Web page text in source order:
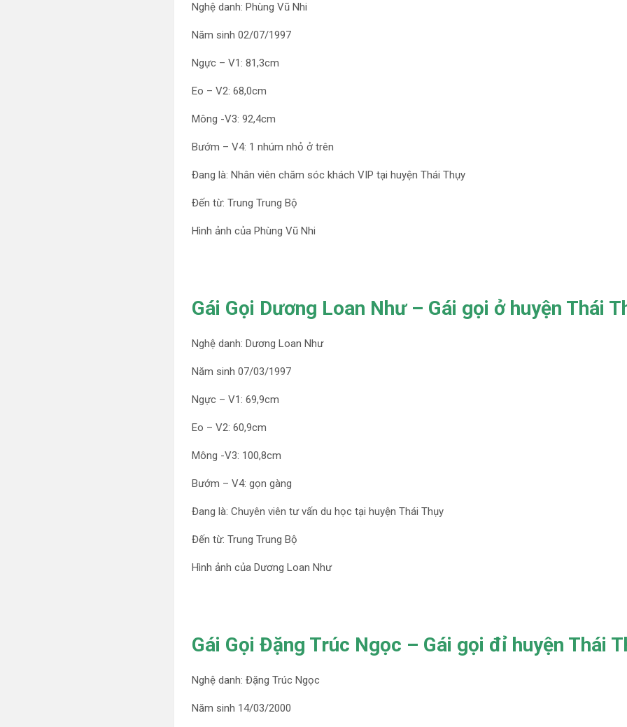
Nghệ danh: Phùng Vũ Nhi
Năm sinh 02/07/1997
Ngực – V1: 81,3cm
Eo – V2: 68,0cm
Mông -V3: 92,4cm
Bướm – V4: 1 nhúm nhỏ ở trên
Đang là: Nhân viên chăm sóc khách VIP tại huyện Thái Thụy
Đến từ: Trung Trung Bộ
Hình ảnh của Phùng Vũ Nhi
Gái Gọi Dương Loan Như – Gái gọi ở huyện Thái
Nghệ danh: Dương Loan Như
Năm sinh 07/03/1997
Ngực – V1: 69,9cm
Eo – V2: 60,9cm
Mông -V3: 100,8cm
Bướm – V4: gọn gàng
Đang là: Chuyên viên tư vấn du học tại huyện Thái Thụy
Đến từ: Trung Trung Bộ
Hình ảnh của Dương Loan Như
Gái Gọi Đặng Trúc Ngọc – Gái gọi đỉ huyện Thái
Nghệ danh: Đặng Trúc Ngọc
Năm sinh 14/03/2000